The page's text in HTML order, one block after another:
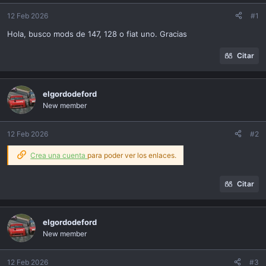
ó
12 Feb 2026 #1
Hola, busco mods de 147, 128 o fiat uno. Gracias
Citar
elgordodeford
New member
12 Feb 2026 #2
Crea una cuenta para poder ver los enlaces.
Citar
elgordodeford
New member
12 Feb 2026 #3